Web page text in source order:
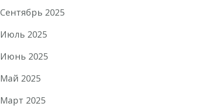
Сентябрь 2025
Июль 2025
Июнь 2025
Май 2025
Март 2025